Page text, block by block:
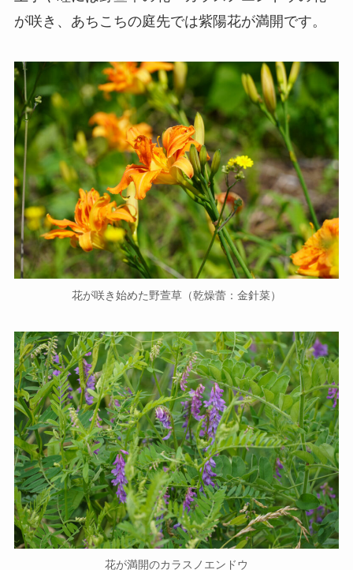
が咲き、あちこちの庭先では紫陽花が満開です。
花が咲き始めた野萱草（乾燥蕾：金針菜）
花が満開のカラスノエンドウ